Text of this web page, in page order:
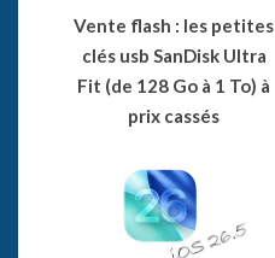
Vente flash : les petites
clés usb SanDisk Ultra
Fit (de 128 Go à 1 To) à
prix cassés